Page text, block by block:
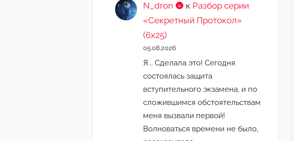
N_dron 🌚 к Разбор серии
«Секретный Протокол»
(6х25)
05.08.2026
Я... Сделала это! Сегодня
состоялась защита
вступительного экзамена, и по
сложившимся обстоятельствам
меня вызвали первой!
Волноваться времени не было,